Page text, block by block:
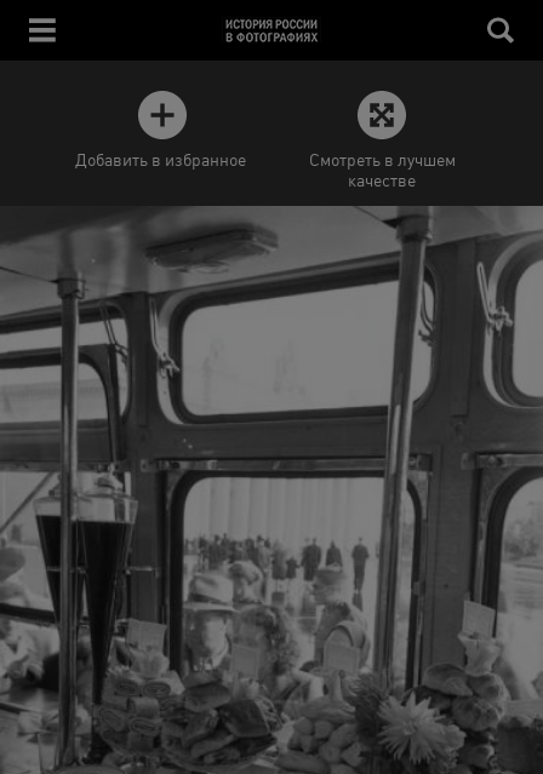
Добавить в избранное
Смотреть в лучшем
качестве